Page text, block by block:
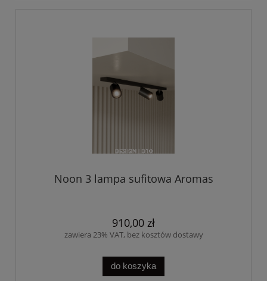
Noon 3 lampa sufitowa Aromas
910,00 zł
zawiera 23% VAT, bez kosztów dostawy
do koszyka